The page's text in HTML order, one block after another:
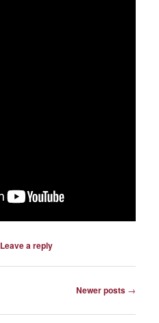
Leave a reply
Newer posts →